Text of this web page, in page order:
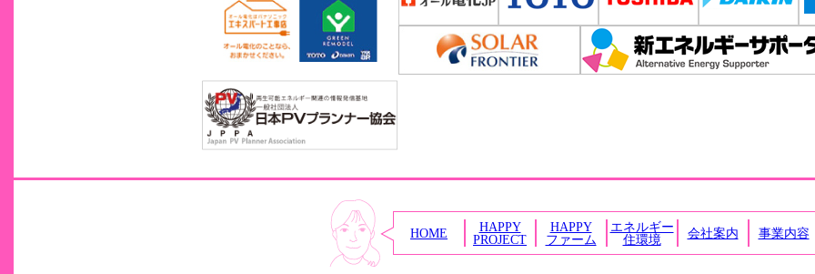
HOME
HAPPY
PROJECT
HAPPY
ファーム
エネルギー
住環境
会社案内 事業内容